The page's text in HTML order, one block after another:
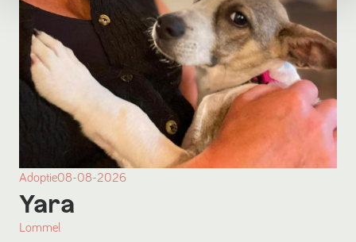
Adoptie08-08-2026
Yara
Lommel